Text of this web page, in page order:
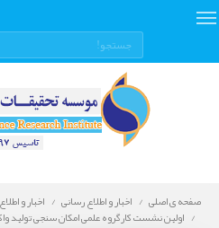
صفحه ی اصلی اخبار و اطلاع رسانی
اخبار و
اولین نشست کارگروه علمی امکان سنجی تولید